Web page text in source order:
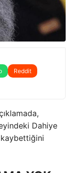
Reddit
Dahiye
kaybettiğini